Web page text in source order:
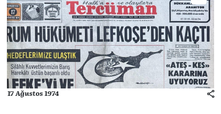
17 Ağustos 1974